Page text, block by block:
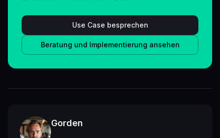
Use Case besprechen
Beratung und Implementierung ansehen
Gorden